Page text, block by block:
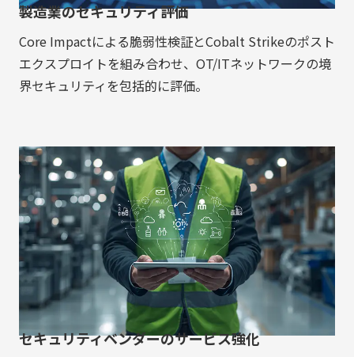
製造業のセキュリティ評価
Core Impactによる脆弱性検証とCobalt Strikeのポスト
エクスプロイトを組み合わせ、OT/ITネットワークの境
界セキュリティを包括的に評価。
セキュリティベンダーのサービス強化